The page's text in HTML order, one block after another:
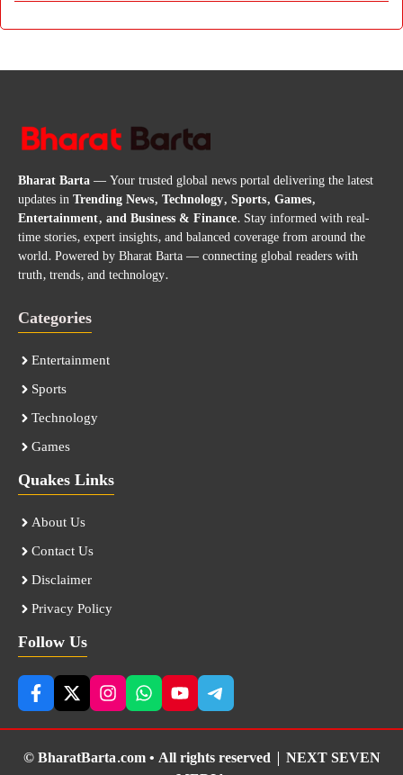
Bharat Barta— Your trusted global news portal delivering the latest
updates inTrending News, Technology, Sports, Games,
Entertainment, and Business & Finance. Stay informed with real-
time stories, expert insights, and balanced coverage from around the
world. Powered by Bharat Barta — connecting global readers with
truth, trends, and technology.
Categories
Entertainment
Sports
Technology
Games
Quakes Links
About Us
Contact Us
Disclaimer
Privacy Policy
Follow Us
© BharatBarta.com • All rights reserved | NEXT SEVEN